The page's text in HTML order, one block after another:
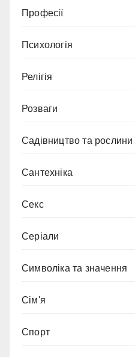
Професії
Психологія
Релігія
Розваги
Садівництво та рослини
Сантехніка
Секс
Серіали
Символіка та значення
Сім'я
Спорт